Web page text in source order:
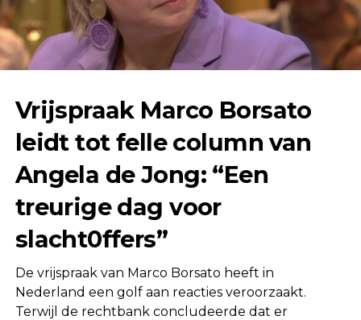
Vrijspraak Marco Borsato
leidt tot felle column van
Angela de Jong: “Een
treurige dag voor
slacht0ffers”
De vrijspraak van Marco Borsato heeft in
Nederland een golf aan reacties veroorzaakt.
Terwijl de rechtbank concludeerde dat er